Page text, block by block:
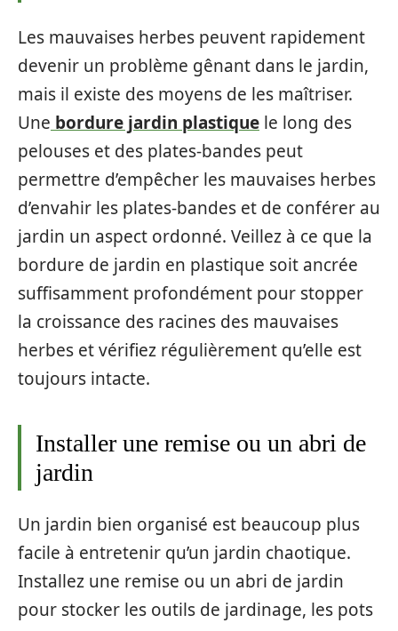
Les mauvaises herbes peuvent rapidement
devenir un problème gênant dans le jardin,
mais il existe des moyens de les maîtriser.
Une bordure jardin plastique le long des
pelouses et des plates-bandes peut
permettre d’empêcher les mauvaises herbes
d’envahir les plates-bandes et de conférer au
jardin un aspect ordonné. Veillez à ce que la
bordure de jardin en plastique soit ancrée
suffisamment profondément pour stopper
la croissance des racines des mauvaises
herbes et vérifiez régulièrement qu’elle est
toujours intacte.
Installer une remise ou un abri de
jardin
Un jardin bien organisé est beaucoup plus
facile à entretenir qu’un jardin chaotique.
Installez une remise ou un abri de jardin
pour stocker les outils de jardinage, les pots